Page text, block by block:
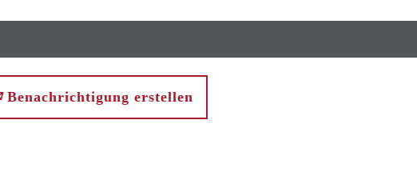
Benachrichtigung erstellen